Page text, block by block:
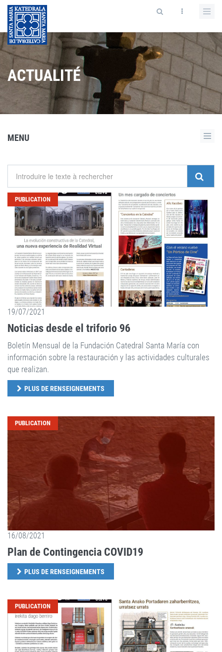
ACTUALITÉ
MENU
PUBLICATION
19/07/2021
Noticias desde el triforio 96
Boletín Mensual de la Fundación Catedral Santa María con
información sobre la restauración y las actividades culturales
que realizan.
PLUS DE RENSEIGNEMENTS
PUBLICATION
16/08/2021
Plan de Contingencia COVID19
PLUS DE RENSEIGNEMENTS
PUBLICATION